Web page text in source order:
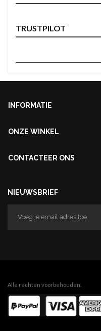
TRUSTPILOT
INFORMATIE
ONZE WINKEL
CONTACTEER ONS
NIEUWSBRIEF
Alle rechten voorbehouden.